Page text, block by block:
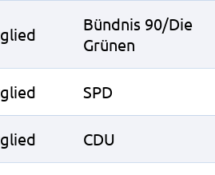
Bündnis 90/Die
Grünen
SPD
CDU